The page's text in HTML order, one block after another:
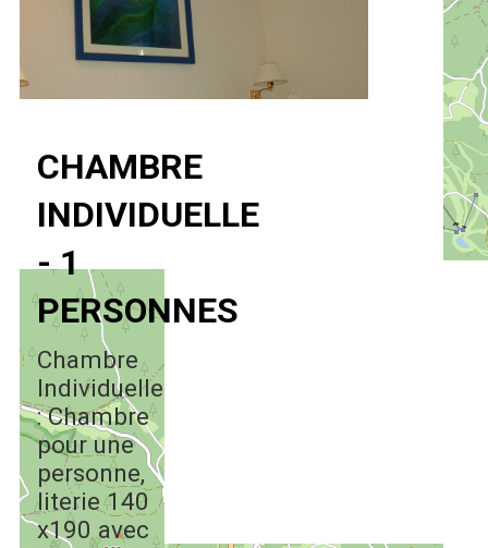
CHAMBRE
INDIVIDUELLE
- 1
PERSONNES
Chambre
Individuelle
: Chambre
pour une
personne,
literie 140
x190 avec